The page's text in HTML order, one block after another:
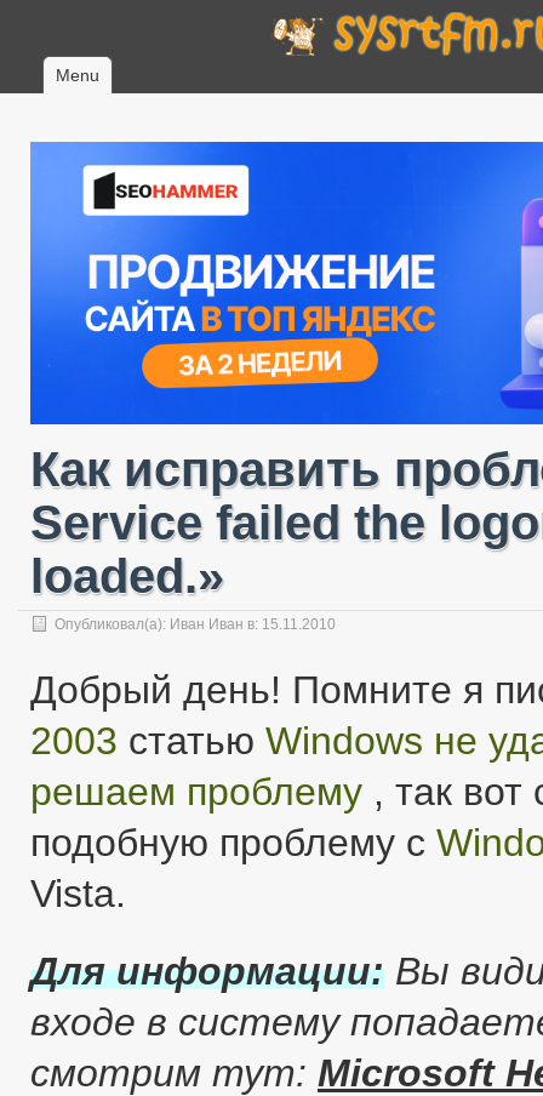
Menu
Как исправить
Service failed the
loaded.»
Опубликовал(а): Иван Иван в: 15.11.2010
Добрый день! Помните я
2003 статью Windows не
решаем проблему , так
подобную проблему с
Vista.
Для информации: Вы
входе в систему
смотрим тут: Microsoft